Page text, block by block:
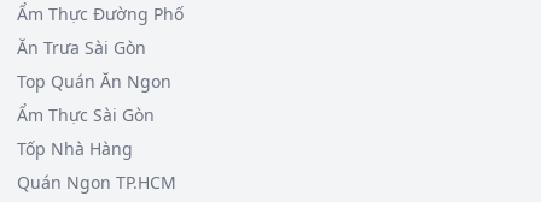
Ẩm Thực Đường Phố
Ăn Trưa Sài Gòn
Top Quán Ăn Ngon
Ẩm Thực Sài Gòn
Tốp Nhà Hàng
Quán Ngon TP.HCM